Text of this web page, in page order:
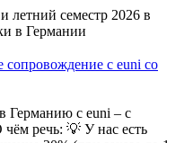
летний семестр 2026 в
в Германии
с euni со
Германию с euni – с
речь: 💡 У нас есть